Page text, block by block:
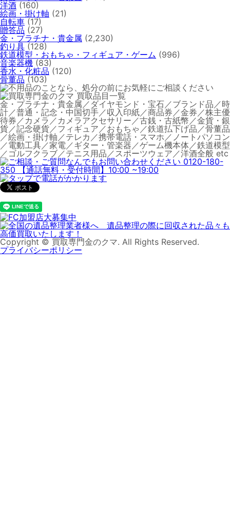
洋酒 (160)
絵画・掛け軸 (21)
自転車 (17)
贈答品 (27)
金・プラチナ・貴金属 (2,230)
釣り具 (128)
鉄道模型・おもちゃ・フィギュア・ゲーム (996)
音楽器機 (83)
香水・化粧品 (120)
骨董品 (103)
金・プラチナ・貴金属／ダイヤモンド・宝石／ブランド品／時
計／普通・記念・中国切手／収入印紙／商品券／金券／株主優
待券／カメラ／カメラアクセサリー／古銭・古紙幣／金貨・銀
貨／記念硬貨／フィギュア／おもちゃ／鉄道払下げ品／骨董品
／絵画・掛け軸／テレカ／携帯電話・スマホ／ノートパソコン
／電動工具／家電／ギター・管楽器／ゲーム機本体／鉄道模型
／ゴルフクラブ／テニス用品／スポーツウェア／洋酒全般 etc
Copyright © 買取専門金のクマ. All Rights Reserved.
プライバシーポリシー